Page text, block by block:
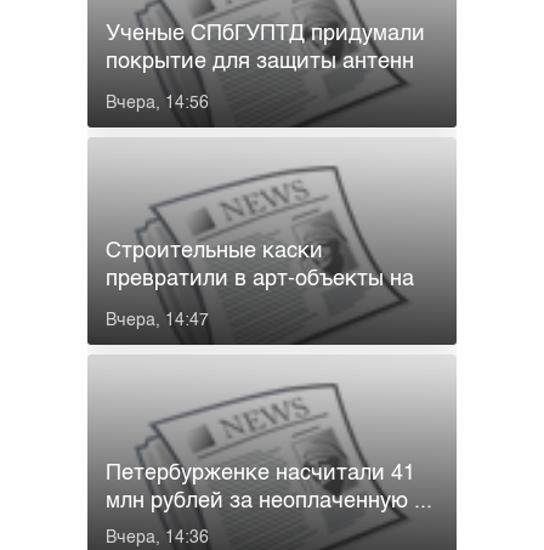
Вчера, 14:56
Ученые СПбГУПТД придумали
покрытие для защиты антенн
от дожд...
Вчера, 14:47
Строительные каски
превратили в арт-объекты на
выставке ...
Вчера, 14:36
Петербурженке насчитали 41
млн рублей за неоплаченную ...